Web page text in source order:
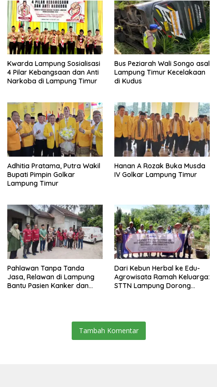
Kwarda Lampung Sosialisasi
4 Pilar Kebangsaan dan Anti
Narkoba di Lampung Timur
Bus Peziarah Wali Songo asal
Lampung Timur Kecelakaan
di Kudus
Adhitia Pratama, Putra Wakil
Bupati Pimpin Golkar
Lampung Timur
Hanan A Rozak Buka Musda
IV Golkar Lampung Timur
Pahlawan Tanpa Tanda
Jasa, Relawan di Lampung
Bantu Pasien Kanker dan
Dari Kebun Herbal ke Edu-
Agrowisata Ramah Keluarga:
STTN Lampung Dorong
Tambah Komentar